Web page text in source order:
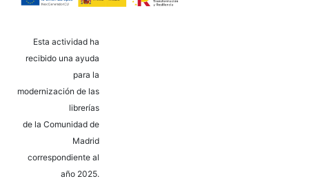
Esta actividad ha
recibido una ayuda
para la
modernización de las
librerías
de la Comunidad de
Madrid
correspondiente al
año 2025.